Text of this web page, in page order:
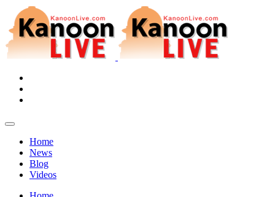
Home
News
Blog
Videos